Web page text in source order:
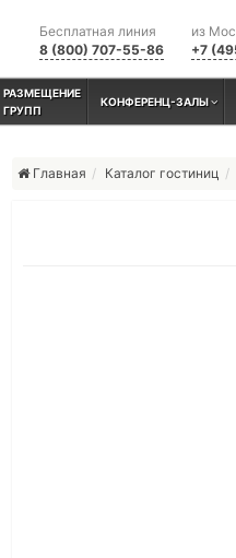
из
+7
Бесплатная линия
8 (800) 707-55-86
РАЗМЕЩЕНИЕ
ГРУПП
КОНФЕРЕНЦ-ЗАЛЫ
Главная Каталог гостиниц